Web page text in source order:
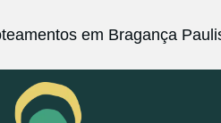
em Bragança